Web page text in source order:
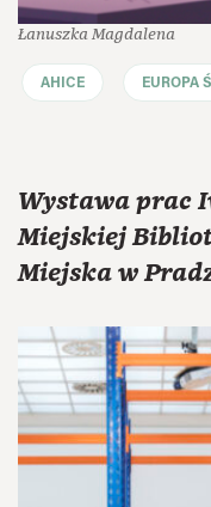
Łanuszka Magdalena
AHICE EUROPA
Wystawa prac
Miejskiej
Miejska w